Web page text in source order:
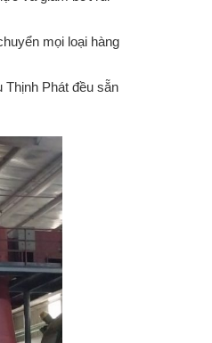
mọi loại hàng
Phát đều sẵn